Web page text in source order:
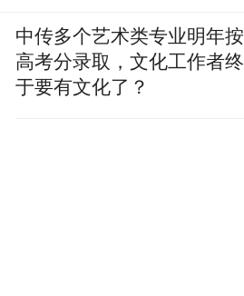
中传多个艺术类专业明年按
高考分录取，文化工作者终
于要有文化了？